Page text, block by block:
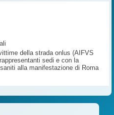
della strada onlus (AIFVS
sedi e con la
alla manifestazione di Roma